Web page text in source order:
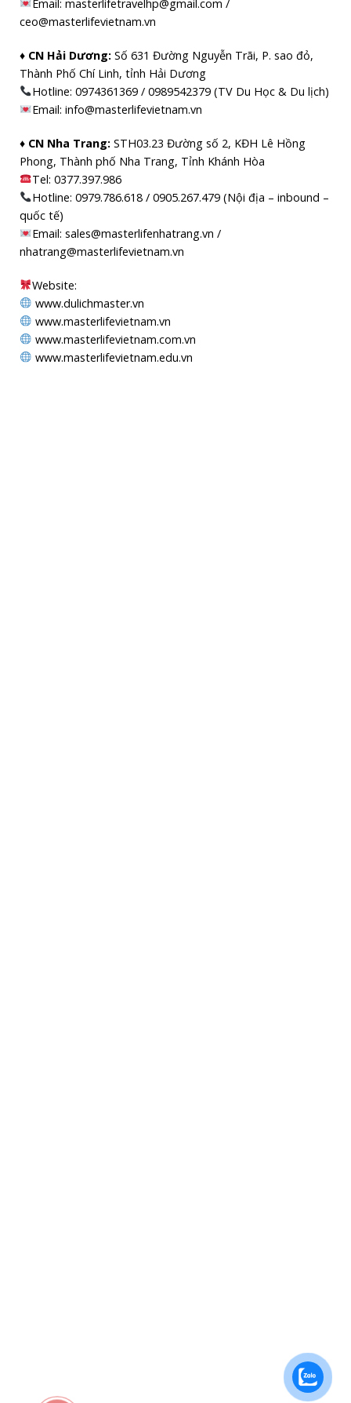
Email: masterlifetravelhp@gmail.com /
ceo@masterlifevietnam.vn
♦ CN Hải Dương: Số 631 Đường Nguyễn Trãi, P. sao đỏ,
Thành Phố Chí Linh, tỉnh Hải Dương
Hotline: 0974361369 / 0989542379 (TV Du Học & Du lịch)
Email: info@masterlifevietnam.vn
♦ CN Nha Trang: STH03.23 Đường số 2, KĐH Lê Hồng
Phong, Thành phố Nha Trang, Tỉnh Khánh Hòa
Tel: 0377.397.986
Hotline: 0979.786.618 / 0905.267.479 (Nội địa – inbound –
quốc tế)
Email: sales@masterlifenhatrang.vn /
nhatrang@masterlifevietnam.vn
Website:
www.dulichmaster.vn
www.masterlifevietnam.vn
www.masterlifevietnam.com.vn
www.masterlifevietnam.edu.vn